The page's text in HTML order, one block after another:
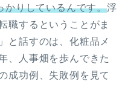
かりしているんです。浮
職するということがま
と話すのは、化粧品メ
、人事畑を歩んできた
成功例、失敗例を見て